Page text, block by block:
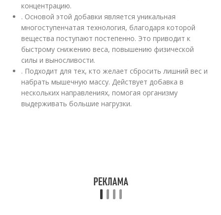
концентрацию.
. Основой этой добавки является уникальная
многоступенчатая технология, благодаря которой
вещества поступают постепенно. Это приводит к
быстрому снижению веса, повышению физической
силы и выносливости.
. Подходит для тех, кто желает сбросить лишний вес и
набрать мышечную массу. Действует добавка в
нескольких направлениях, помогая организму
выдерживать большие нагрузки.